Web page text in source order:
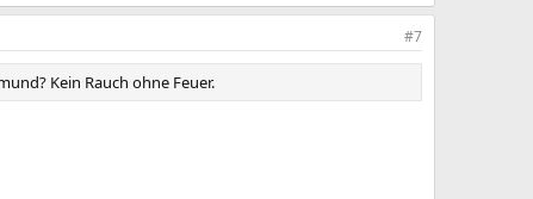
#7
Kein Rauch ohne Feuer.